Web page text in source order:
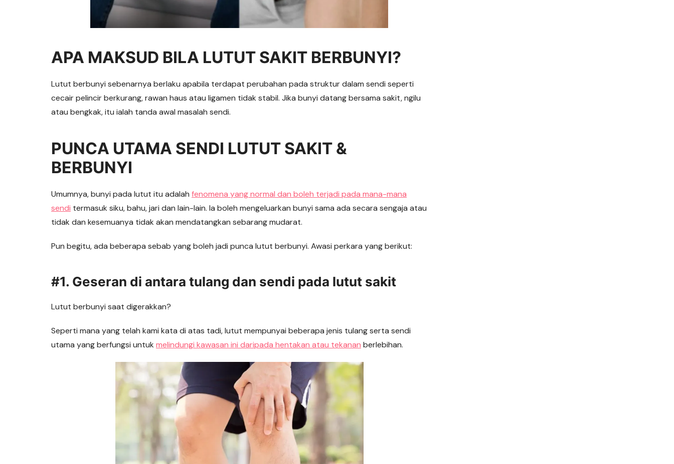
APA MAKSUD BILA LUTUT SAKIT BERBUNYI?
Lutut berbunyi sebenarnya berlaku apabila terdapat perubahan pada struktur dalam sendi seperti
cecair pelincir berkurang, rawan haus atau ligamen tidak stabil. Jika bunyi datang bersama sakit, ngilu
atau bengkak, itu ialah tanda awal masalah sendi.
PUNCA UTAMA SENDI LUTUT SAKIT &
BERBUNYI
Umumnya, bunyi pada lutut itu adalah fenomena yang normal dan boleh terjadi pada mana-mana
sendi termasuk siku, bahu, jari dan lain-lain. Ia boleh mengeluarkan bunyi sama ada secara sengaja atau
tidak dan kesemuanya tidak akan mendatangkan sebarang mudarat.
Pun begitu, ada beberapa sebab yang boleh jadi punca lutut berbunyi. Awasi perkara yang berikut:
#1. Geseran di antara tulang dan sendi pada lutut sakit
Lutut berbunyi saat digerakkan?
Seperti mana yang telah kami kata di atas tadi, lutut mempunyai beberapa jenis tulang serta sendi
utama yang berfungsi untuk melindungi kawasan ini daripada hentakan atau tekanan berlebihan.